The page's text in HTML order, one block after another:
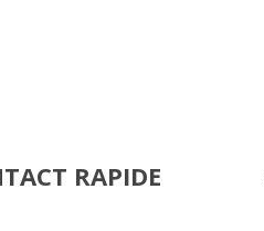
RAPIDE